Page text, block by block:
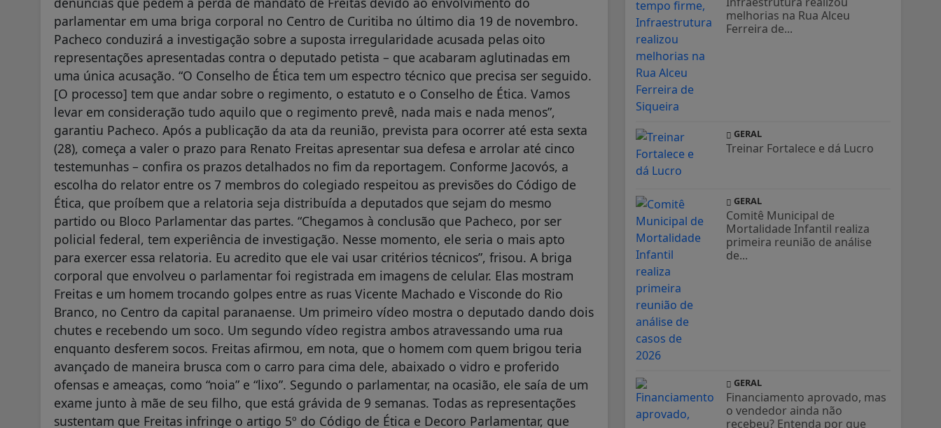
parlamentar em uma briga corporal no Centro de Curitiba no último dia 19 de novembro.
Pacheco conduzirá a investigação sobre a suposta irregularidade acusada pelas oito
representações apresentadas contra o deputado petista – que acabaram aglutinadas em
uma única acusação. “O Conselho de Ética tem um espectro técnico que precisa ser seguido.
[O processo] tem que andar sobre o regimento, o estatuto e o Conselho de Ética. Vamos
levar em consideração tudo aquilo que o regimento prevê, nada mais e nada menos”,
garantiu Pacheco. Após a publicação da ata da reunião, prevista para ocorrer até esta sexta
(28), começa a valer o prazo para Renato Freitas apresentar sua defesa e arrolar até cinco
testemunhas – confira os prazos detalhados no fim da reportagem. Conforme Jacovós, a
escolha do relator entre os 7 membros do colegiado respeitou as previsões do Código de
Ética, que proíbem que a relatoria seja distribuída a deputados que sejam do mesmo
partido ou Bloco Parlamentar das partes. “Chegamos à conclusão que Pacheco, por ser
policial federal, tem experiência de investigação. Nesse momento, ele seria o mais apto
para exercer essa relatoria. Eu acredito que ele vai usar critérios técnicos”, frisou. A briga
corporal que envolveu o parlamentar foi registrada em imagens de celular. Elas mostram
Freitas e um homem trocando golpes entre as ruas Vicente Machado e Visconde do Rio
Branco, no Centro da capital paranaense. Um primeiro vídeo mostra o deputado dando dois
chutes e recebendo um soco. Um segundo vídeo registra ambos atravessando uma rua
enquanto desferem socos. Freitas afirmou, em nota, que o homem com quem brigou teria
avançado de maneira brusca com o carro para cima dele, abaixado o vidro e proferido
ofensas e ameaças, como “noia” e “lixo”. Segundo o parlamentar, na ocasião, ele saía de um
exame junto à mãe de seu filho, que está grávida de 9 semanas. Todas as representações
sustentam que Freitas infringe o artigo 5º do Código de Ética e Decoro Parlamentar, que
melhorias na Rua Alceu
Ferreira de...
GERAL
Treinar Fortalece e dá Lucro
GERAL
Comitê Municipal de
Mortalidade Infantil realiza
primeira reunião de análise
de...
GERAL
Financiamento aprovado, mas
o vendedor ainda não
recebeu? Entenda por que